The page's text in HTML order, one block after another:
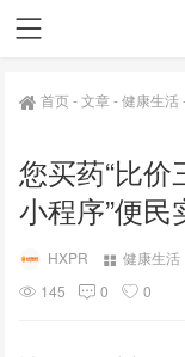
首页-文章-健康生活
您买药“比
小程序”便民
HXPR 健康生活
145
0 0